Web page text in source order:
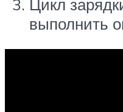
Цикл
выполнить